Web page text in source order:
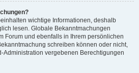
wichtige Informationen, deshalb
lesen. Globale Bekanntmachungen
Forum und ebenfalls in Ihrem persönlichen
schreiben können oder nicht,
Administration vergebenen Berechtigungen